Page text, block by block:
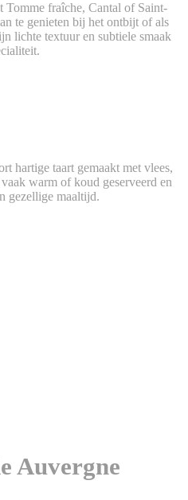
Tomme fraîche, Cantal of Saint-
te genieten bij het ontbijt of als
lichte textuur en subtiele smaak
hartige taart gemaakt met vlees,
warm of koud geserveerd en
gezellige maaltijd.
Auvergne